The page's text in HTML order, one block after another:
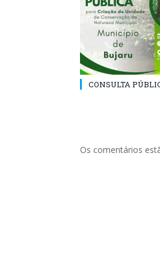
CONSULTA
Os comentários